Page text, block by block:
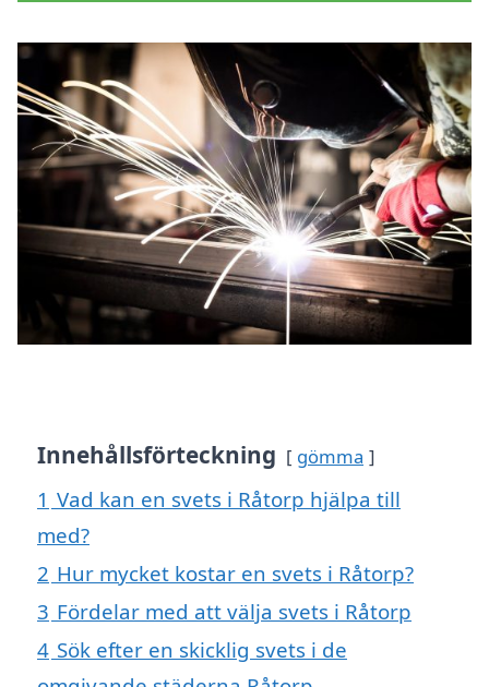
Innehållsförteckning gömma
1 Vad kan en svets i Råtorp hjälpa till
med?
2 Hur mycket kostar en svets i Råtorp?
3 Fördelar med att välja svets i Råtorp
4 Sök efter en skicklig svets i de